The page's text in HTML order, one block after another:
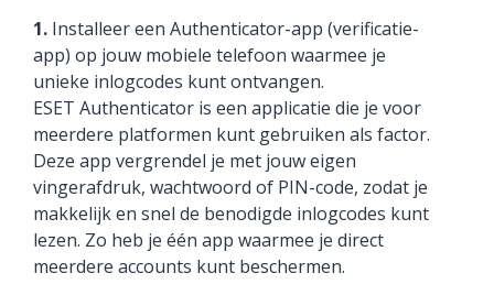
1. Installeer een Authenticator-app (verificatie-
app) op jouw mobiele telefoon waarmee je
unieke inlogcodes kunt ontvangen.
ESET Authenticator is een applicatie die je voor
meerdere platformen kunt gebruiken als factor.
Deze app vergrendel je met jouw eigen
vingerafdruk, wachtwoord of PIN-code, zodat je
makkelijk en snel de benodigde inlogcodes kunt
lezen. Zo heb je één app waarmee je direct
meerdere accounts kunt beschermen.